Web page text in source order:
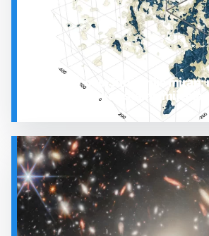
SVEMIR
Prostor oko Sunca nije miran:
otkrila plin koji stalno mijenja